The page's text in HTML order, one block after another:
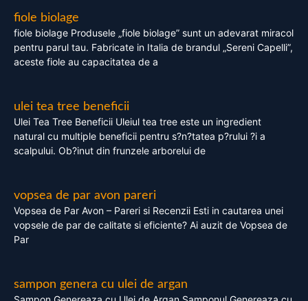
fiole biolage
fiole biolage Produsele „fiole biolage” sunt un adevarat miracol
pentru parul tau. Fabricate in Italia de brandul „Sereni Capelli”,
aceste fiole au capacitatea de a
ulei tea tree beneficii
Ulei Tea Tree Beneficii Uleiul tea tree este un ingredient
natural cu multiple beneficii pentru s?n?tatea p?rului ?i a
scalpului. Ob?inut din frunzele arborelui de
vopsea de par avon pareri
Vopsea de Par Avon – Pareri si Recenzii Esti in cautarea unei
vopsele de par de calitate si eficiente? Ai auzit de Vopsea de
Par
sampon genera cu ulei de argan